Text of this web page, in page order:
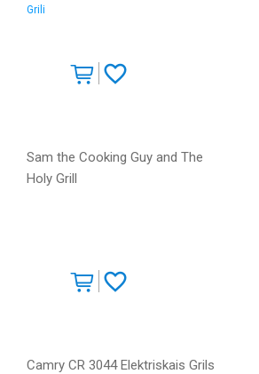
Grili
Sam the Cooking Guy and The
Holy Grill
Camry CR 3044 Elektriskais Grils